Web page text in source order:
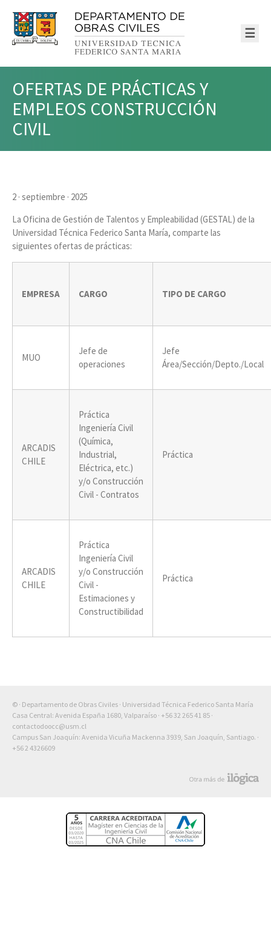
☰
OFERTAS DE PRÁCTICAS Y
EMPLEOS CONSTRUCCIÓN
CIVIL
2 · septiembre · 2025
La Oficina de Gestión de Talentos y Empleabilidad (GESTAL) de la
Universidad Técnica Federico Santa María, comparte las
siguientes ofertas de prácticas:
EMPRESA CARGO TIPO DE CARGO
MUO
Jefe de
operaciones
Jefe
Área/Sección/Depto./Local
ARCADIS
CHILE
Práctica
Ingeniería Civil
(Química,
Industrial,
Eléctrica, etc.)
y/o Construcción
Civil - Contratos
Práctica
ARCADIS
CHILE
Práctica
Ingeniería Civil
y/o Construcción
Civil -
Estimaciones y
Constructibilidad
Práctica
© · Departamento de Obras Civiles · Universidad Técnica Federico Santa María
Casa Central: Avenida España 1680, Valparaíso · +56 32 265 41 85 ·
contactodoocc@usm.cl
Campus San Joaquín: Avenida Vicuña Mackenna 3939, San Joaquín, Santiago. ·
+56 2 4326609